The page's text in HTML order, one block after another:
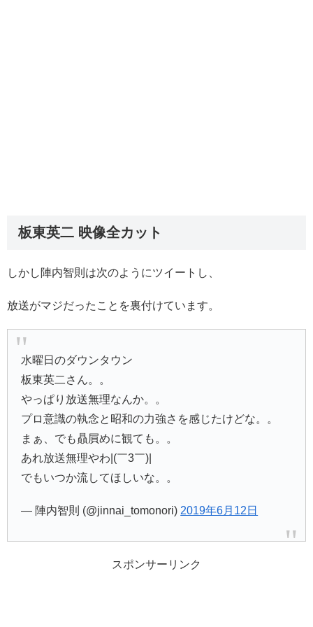
板東英二 映像全カット
しかし陣内智則は次のようにツイートし、
放送がマジだったことを裏付けています。
水曜日のダウンタウン
板東英二さん。。
やっぱり放送無理なんか。。
プロ意識の執念と昭和の力強さを感じたけどな。。
まぁ、でも贔屓めに観ても。。
あれ放送無理やわ|(￣3￣)|
でもいつか流してほしいな。。
— 陣内智則 (@jinnai_tomonori) 2019年6月12日
スポンサーリンク